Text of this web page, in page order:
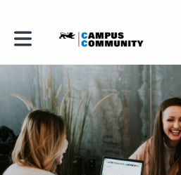
Toggle main navigation